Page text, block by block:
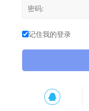
记住我的登录